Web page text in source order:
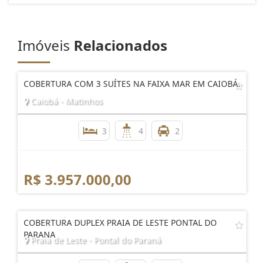
Imóveis Relacionados
COBERTURA COM 3 SUÍTES NA FAIXA MAR EM CAIOBÁ.
Caiobá - Matinhos
3 4 2
R$ 3.957.000,00
COBERTURA DUPLEX PRAIA DE LESTE PONTAL DO
PARANA
Praia de Leste - Pontal do Paraná